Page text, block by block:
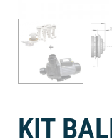
KIT